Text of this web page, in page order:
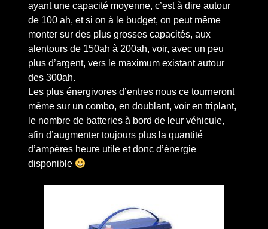
ayant une capacité moyenne, c’est à dire autour
de 100 ah, et si on à le budget, on peut même
monter sur des plus grosses capacités, aux
alentours de 150ah à 200ah, voir, avec un peu
plus d’argent, vers le maximum existant autour
des 300ah.
Les plus énergivores d’entres nous ce tourneront
même sur un combo, en doublant, voir en triplant,
le nombre de batteries à bord de leur véhicule,
afin d’augmenter toujours plus la quantité
d’ampères heure utile et donc d’énergie
disponible